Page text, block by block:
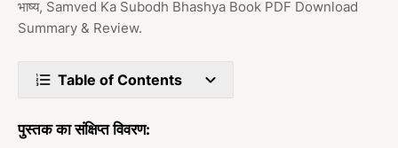
भाष्य, Samved Ka Subodh Bhashya Book PDF Download
Summary & Review.
Table of Contents
पुस्तक का संक्षिप्त विवरण: